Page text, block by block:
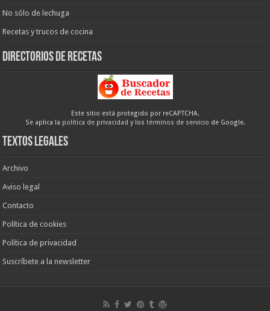
No sólo de lechuga
Recetas y trucos de cocina
Directorios de recetas
Este sitio está protegido por reCAPTCHA.
Se aplica la política de privacidad y los términos de servicio de Google.
Textos legales
Archivo
Aviso legal
Contacto
Política de cookies
Política de privacidad
Suscríbete a la newsletter